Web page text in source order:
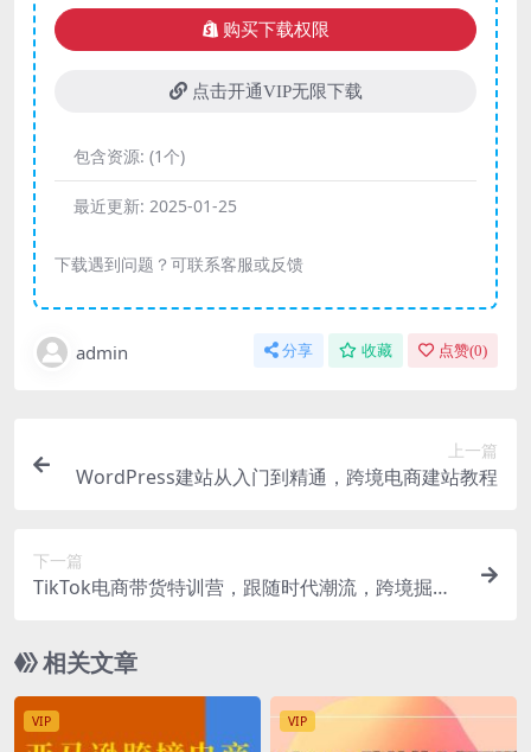
购买下载权限
点击开通VIP无限下载
包含资源: (1个)
最近更新: 2025-01-25
下载遇到问题？可联系客服或反馈
admin 分享 收藏 点赞(0)
上一篇
WordPress建站从入门到精通，跨境电商建站教程
下一篇
TikTok电商带货特训营，跟随时代潮流，跨境掘金
相关文章
VIP VIP